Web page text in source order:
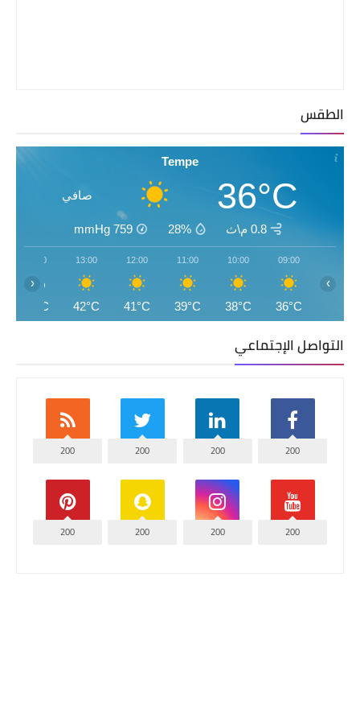
الطقس
Tempe
36°C صافي
0.8 م\ث 28%
759
mmHg
09:00
36°C
10:00
38°C
11:00
39°C
12:00
41°C
13:00
42°C
14:00
43°C
‹ ›
التواصل الإجتماعي
200
200
200
200
200
200
200
200